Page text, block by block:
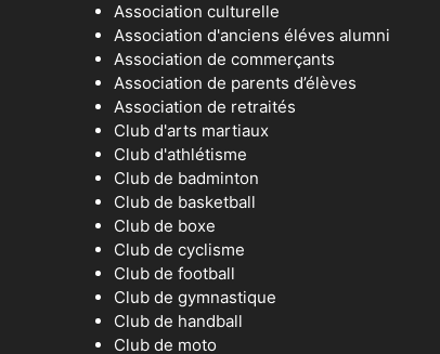
Association culturelle
Association d'anciens éléves alumni
Association de commerçants
Association de parents d’élèves
Association de retraités
Club d'arts martiaux
Club d'athlétisme
Club de badminton
Club de basketball
Club de boxe
Club de cyclisme
Club de football
Club de gymnastique
Club de handball
Club de moto